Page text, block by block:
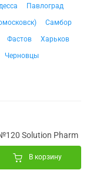
Павлоград
Самбор
Фастов
Харьков
Черновцы
Solution Pharm
В корзину